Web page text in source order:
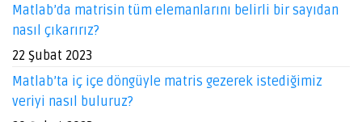
Matlab’da matrisin tüm elemanlarını belirli bir sayıdan
nasıl çıkarırız?
22 Şubat 2023
Matlab’ta iç içe döngüyle matris gezerek istediğimiz
veriyi nasıl buluruz?